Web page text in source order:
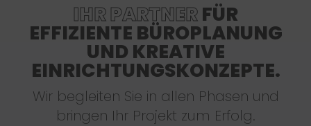
IHR PARTNERFÜR
EFFIZIENTE BÜROPLANUNG
UND KREATIVE
EINRICHTUNGSKONZEPTE.
Wir begleiten Sie in allen Phasen und
bringen Ihr Projekt zum Erfolg.